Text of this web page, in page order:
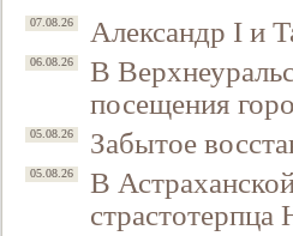
07.08.26 Александр I и
06.08.26
В
посещения
05.08.26 Забытое
05.08.26
В
страстотерпца